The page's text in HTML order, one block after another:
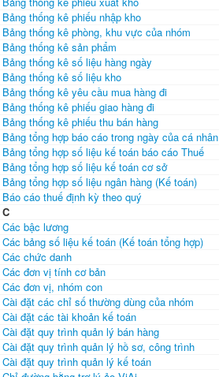
Bảng thống kê phiếu nhập kho
Bảng thống kê phòng, khu vực của nhóm
Bảng thống kê sản phẩm
Bảng thống kê số liệu hàng ngày
Bảng thống kê số liệu kho
Bảng thống kê yêu cầu mua hàng đi
Bảng thống kê phiếu giao hàng đi
Bảng thống kê phiếu thu bán hàng
Bảng tổng hợp báo cáo trong ngày của cá nhân
Bảng tổng hợp số liệu kế toán báo cáo Thuế
Bảng tổng hợp số liệu kế toán cơ sở
Bảng tổng hợp số liệu ngân hàng (Kế toán)
Báo cáo thuế định kỳ theo quý
C
Các bậc lương
Các bảng số liệu kế toán (Kế toán tổng hợp)
Các chức danh
Các đơn vị tính cơ bản
Các đơn vị, nhóm con
Cài đặt các chỉ số thường dùng của nhóm
Cài đặt các tài khoản kế toán
Cài đặt quy trình quản lý bán hàng
Cài đặt quy trình quản lý hồ sơ, công trình
Cài đặt quy trình quản lý kế toán